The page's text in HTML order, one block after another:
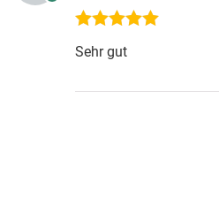
5von 5
Sehr gut